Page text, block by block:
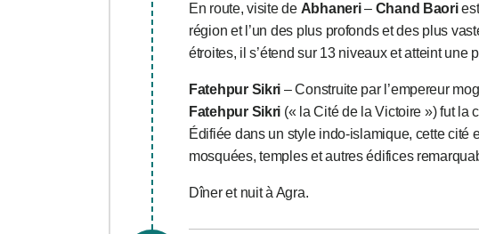
En route, visite de Abhaneri– Chand Baori
région et l’un des plus profonds et des plus
étroites, il s’étend sur 13 niveaux et atteint une
Fatehpur Sikri – Construite par l’empereur
Fatehpur Sikri (« la Cité de la Victoire ») fut la
Édifiée dans un style indo-islamique, cette cité
mosquées, temples et autres édifices
Dîner et nuit à Agra.